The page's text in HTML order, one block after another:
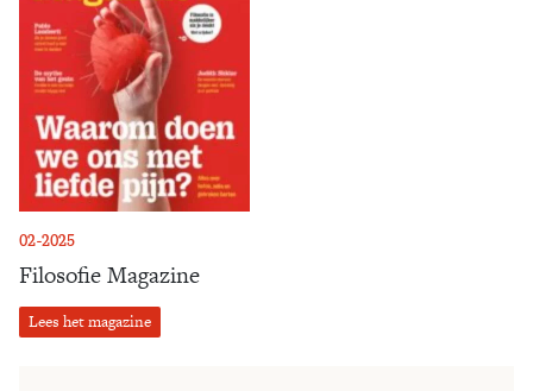
02-2025
Filosofie Magazine
Lees het magazine